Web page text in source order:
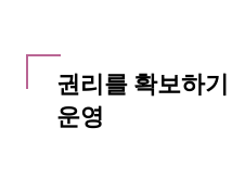
권리를 확보하
운영